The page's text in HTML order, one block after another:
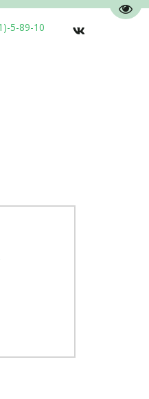
5-89-10